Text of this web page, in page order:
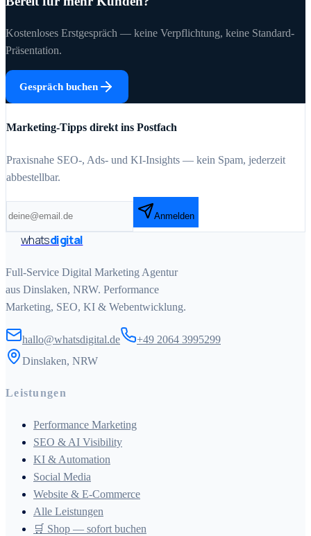
Kostenloses Erstgespräch — keine Verpflichtung, keine Standard-
Präsentation.
Gespräch buchen
Marketing-Tipps direkt ins Postfach
Praxisnahe SEO-, Ads- und KI-Insights — kein Spam, jederzeit
abbestellbar.
Anmelden
whatsdigital
Full-Service Digital Marketing Agentur
aus Dinslaken, NRW. Performance
Marketing, SEO, KI & Webentwicklung.
hallo@whatsdigital.de
+49 2064 3995299
Dinslaken, NRW
Leistungen
Performance Marketing
SEO & AI Visibility
KI & Automation
Social Media
Website & E-Commerce
Alle Leistungen
🛒 Shop — sofort buchen